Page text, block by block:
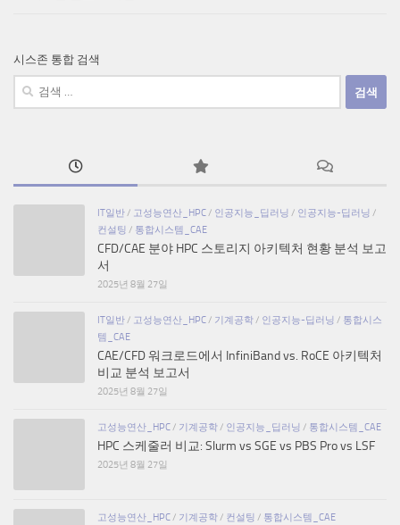
시스존 통합 검색
검
색:
IT일반/ 고성능연산_HPC/ 인공지능_딥러닝 / 인공지능-딥러닝 /
컨설팅 / 통합시스템_CAE
CFD/CAE 분야 HPC 스토리지 아키텍처 현황 분석 보고
서
2025년 8월 27일
IT일반/ 고성능연산_HPC/ 기계공학/ 인공지능-딥러닝 / 통합시스
템_CAE
CAE/CFD 워크로드에서 InfiniBand vs. RoCE 아키텍처
비교 분석 보고서
2025년 8월 27일
고성능연산_HPC/ 기계공학/ 인공지능_딥러닝 / 통합시스템_CAE
HPC 스케줄러 비교: Slurm vs SGE vs PBS Pro vs LSF
2025년 8월 27일
고성능연산_HPC/ 기계공학/ 컨설팅 / 통합시스템_CAE